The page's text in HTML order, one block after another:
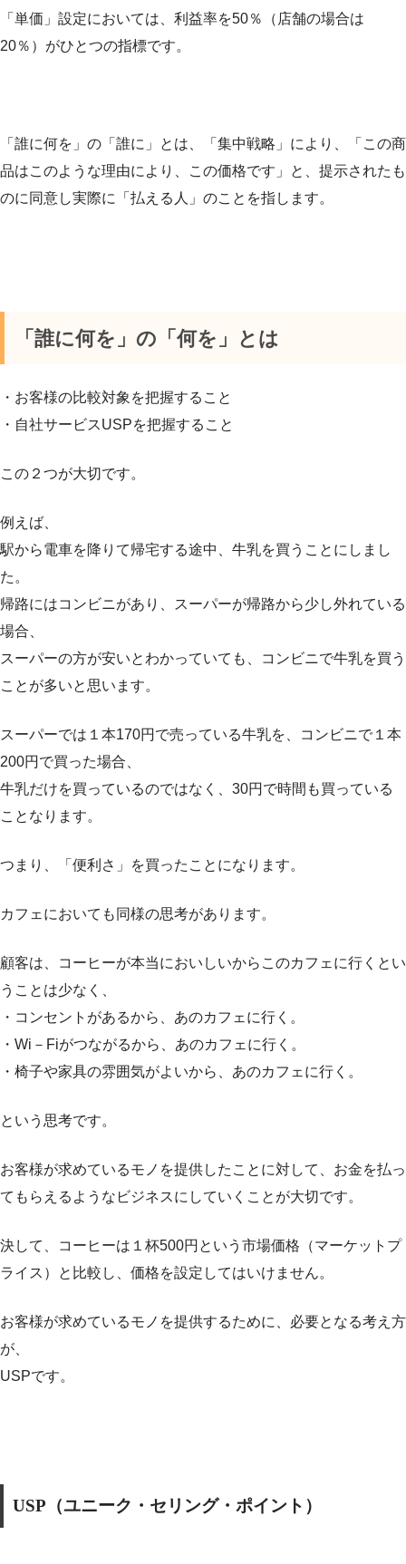
「単価」設定においては、利益率を50％（店舗の場合は
20％）がひとつの指標です。
「誰に何を」の「誰に」とは、 「集中戦略」により、
「この商
品はこのような理由により、この価格です」と、 提示されたも
のに同意し実際に「払える人」のことを指します。
「誰に何を」の「何を」とは
・お客様の比較対象を把握すること
・自社サービスUSPを把握すること
この２つが大切です。
例えば、
駅から電車を降りて帰宅する途中、牛乳を買うことにしまし
た。
帰路にはコンビニがあり、スーパーが帰路から少し外れている
場合、
スーパーの方が安いとわかっていても、コンビニで牛乳を買う
ことが多いと思います。
スーパーでは１本170円で売っている牛乳を、コンビニで１本
200円で買った場合、
牛乳だけを買っているのではなく、30円で時間も買っている
ことなります。
つまり、「便利さ」を買ったことになります。
カフェにおいても同様の思考があります。
顧客は、コーヒーが本当においしいからこのカフェに行くとい
うことは少なく、
・コンセントがあるから、あのカフェに行く。
・Wi－Fiがつながるから、あのカフェに行く。
・椅子や家具の雰囲気がよいから、あのカフェに行く。
という思考です。
お客様が求めているモノを提供したことに対して、お金を払っ
てもらえるようなビジネスにしていくことが大切です。
決して、コーヒーは１杯500円という市場価格（マーケットプ
ライス）と比較し、価格を設定してはいけません。
お客様が求めているモノを提供するために、必要となる考え方
が、
USPです。
USP（ユニーク・セリング・ポイント）